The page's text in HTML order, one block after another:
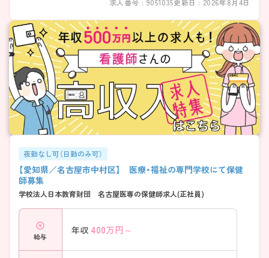
求人番号 : 9051035更新日 : 2026年8月4日
夜勤なし可（日勤のみ可）
【愛知県／名古屋市中村区】 医療・福祉の専門学校にて保健
師募集
学校法人日本教育財団 名古屋医専の保健師求人(正社員)
給与
年収 400万円～